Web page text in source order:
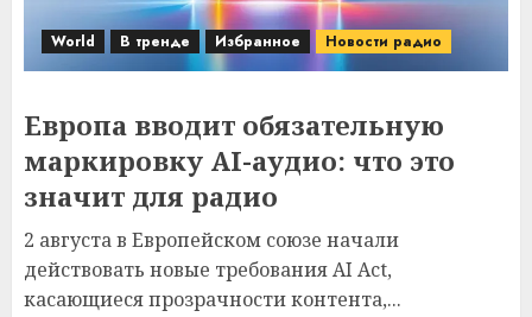
World В тренде Избранное Новости радио
Европа вводит обязательную
маркировку AI-аудио: что это
значит для радио
2 августа в Европейском союзе начали
действовать новые требования AI Act,
касающиеся прозрачности контента,...